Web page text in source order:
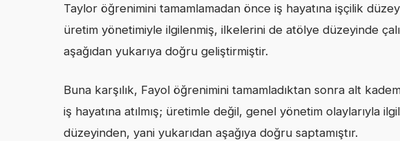
Taylor öğrenimini tamamlamadan önce iş hayatına işçilik
üretim yönetimiyle ilgilenmiş, ilkelerini de atölye düzeyinde
aşağıdan yukarıya doğru geliştirmiştir.
Buna karşılık, Fayol öğrenimini tamamladıktan sonra alt
iş hayatına atılmış; üretimle değil, genel yönetim olaylarıyla
düzeyinden, yani yukarıdan aşağıya doğru saptamıştır.